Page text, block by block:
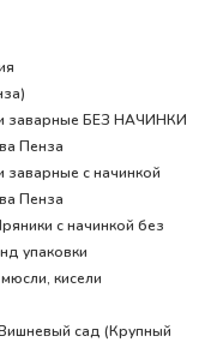
заварные БЕЗ НАЧИНКИ
Пенза
заварные с начинкой
Пенза
с начинкой без
упаковки
кисели
сад (Крупный